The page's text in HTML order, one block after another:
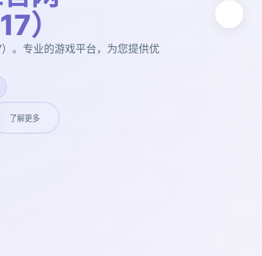
）
。专业的游戏平台，为您提供优
了解更多